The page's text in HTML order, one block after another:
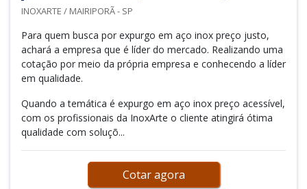
INOXARTE / MAIRIPORÃ - SP
Para quem busca por expurgo em aço inox preço justo,
achará a empresa que é líder do mercado. Realizando uma
cotação por meio da própria empresa e conhecendo a líder
em qualidade.
Quando a temática é expurgo em aço inox preço acessível,
com os profissionais da InoxArte o cliente atingirá ótima
qualidade com soluçõ...
Cotar agora